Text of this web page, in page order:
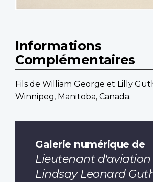
Informations
Complémentaires
Fils de William George et Lilly
Winnipeg, Manitoba, Canada.
Galerie numérique de
Lieutenant d'aviation
Lindsay Leonard